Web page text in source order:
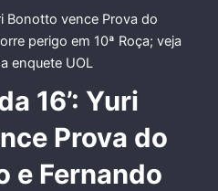
16’: Yuri
Prova do
e Fernando